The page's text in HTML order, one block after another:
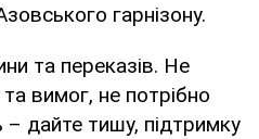
гарнізону.
та переказів. Не
вимог, не потрібно
– дайте тишу, підтримку